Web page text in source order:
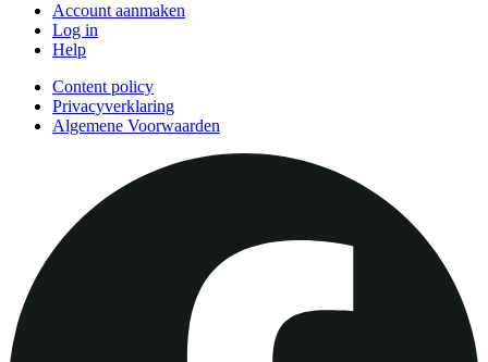
Account aanmaken
Log in
Help
Content policy
Privacyverklaring
Algemene Voorwaarden